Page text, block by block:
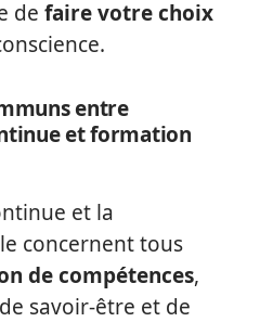
de faire votre choix
entre
et formation
et la
concernent tous
de compétences,
savoir-être et de